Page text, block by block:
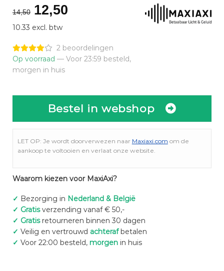
14,50 Oorspronkelijke
prijs
was:
€14,50.
12,50Huidige
€12,50.
10.33 excl. btw
2 beoordelingen
Op voorraad — Voor 23:59 besteld,
morgen in huis
Bestel in webshop
LET OP: Je wordt doorverwezen naar Maxiaxi.com om de
aankoop te voltooien en verlaat onze website.
Waarom kiezen voor MaxiAxi?
✓ Bezorging in Nederland & België
✓ Gratisverzending vanaf € 50,-
✓ Gratisretourneren binnen 30 dagen
✓ Veilig en vertrouwd achterafbetalen
✓ Voor 22:00 besteld, morgenin huis